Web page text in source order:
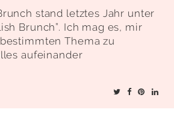
stand letztes Jahr unter
Brunch”. Ich mag es, mir
Thema zu
aufeinander